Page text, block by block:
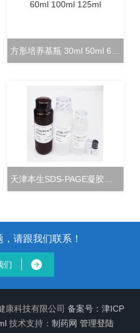
天津本生SDS-PAGE凝胶快速配制试剂盒
请跟我们联系！
们
康科技有限公司 备案号：津ICP
技术支持： 制药网 管理登陆